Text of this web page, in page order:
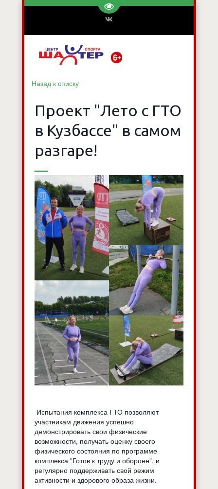
Перейти на версию для
Назад к списку
Проект "Лето с ГТО
в Кузбассе" в самом
разгаре!
Испытания комплекса ГТО позволяют
участникам движения успешно
демонстрировать свои физические
возможности, получать оценку своего
физического состояния по программе
комплекса "Готов к труду и обороне", и
регулярно поддерживать свой режим
активности и здорового образа жизни.